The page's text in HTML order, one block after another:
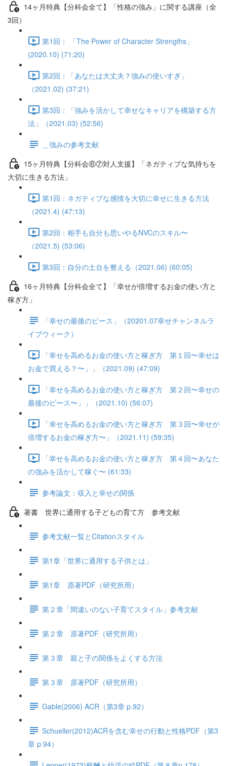
14ヶ月特典【分科会全て】「性格の強み」に関する講座（全
3回）
第1回： 「The Power of Character Strengths」
(2020.10) (71:20)
第2回：「あなたは大丈夫？強みの使いすぎ」
（2021.02) (37:21)
第3回：「強みを活かして幸せなキャリアを構築する方
法」（2021.03) (52:56)
＿強みの参考文献
15ヶ月特典【分科会⑥⑦対人支援】「ネガティブな気持ちを
大切に生きる方法」
第1回：ネガティブな感情を大切に幸せに生きる方法
（2021.4) (47:13)
第2回：相手も自分も思いやるNVCのスキル〜
（2021.5) (53:06)
第3回：自分の土台を整える（2021.06) (60:05)
16ヶ月特典【分科会全て】「幸せが倍増するお金の使い方と
稼ぎ方」
「幸せの最後のピース」（20201.07幸せチャンネルラ
イブウィーク）
「幸せを高めるお金の使い方と稼ぎ方 第１回〜幸せは
お金で買える？〜」」（2021.09) (47:09)
「幸せを高めるお金の使い方と稼ぎ方 第２回〜幸せの
最後のピース〜」」（2021.10) (56:07)
「幸せを高めるお金の使い方と稼ぎ方 第３回〜幸せが
倍増するお金の稼ぎ方〜」（2021.11) (59:35)
「幸せを高めるお金の使い方と稼ぎ方 第４回〜あなた
の強みを活かして稼ぐ〜 (61:33)
参考論文：収入と幸せの関係
著書 世界に通用する子どもの育て方 参考文献
参考文献一覧とCitationスタイル
第1章「世界に通用する子供とは」
第1章 原著PDF（研究所用）
第２章「間違いのない子育てスタイル」参考文献
第２章 原著PDF（研究所用）
第３章 親と子の関係をよくする方法
第３章 原著PDF（研究所用）
Gable(2006) ACR（第3章 p.92）
Schueller(2012)ACRを含む幸せの行動と性格PDF（第3
章 p.94）